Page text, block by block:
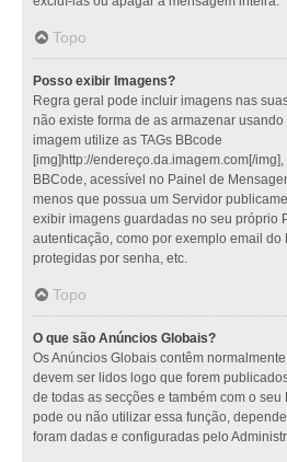
Topo
Posso exibir Imagens?
Regra geral pode incluir imagens nas
não existe forma de as armazenar
imagem utilize as TAGs BBcode
[img]http://endereço.da.imagem.com[/
BBCode, acessível no Painel de
menos que possua um Servidor
exibir imagens guardadas no seu próprio
autenticação, como por exemplo email
protegidas por senha, etc.
Topo
O que são Anúncios Globais?
Os Anúncios Globais contêm
devem ser lidos logo que forem
de todas as secções e também com o
pode ou não utilizar essa função,
foram dadas e configuradas pelo